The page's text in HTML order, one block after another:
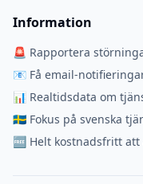
Information
🚨 Rapportera
📧 Få email-
📊 Realtidsdata om
🇸🇪 Fokus på svenska
🆓 Helt kostnadsfritt att